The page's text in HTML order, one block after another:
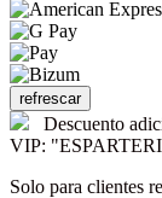
Descuento
VIP:
Solo para clientes